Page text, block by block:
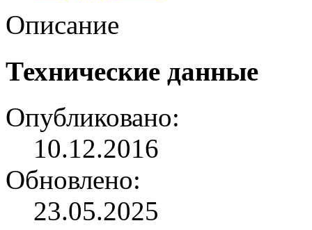
Описание
Технические данные
Опубликовано:
10.12.2016
Обновлено:
23.05.2025